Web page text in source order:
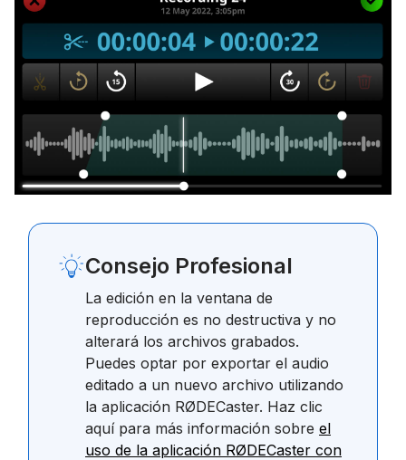
Consejo Profesional
La edición en la ventana de
reproducción es no destructiva y no
alterará los archivos grabados.
Puedes optar por exportar el audio
editado a un nuevo archivo utilizando
la aplicación RØDECaster. Haz clic
aquí para más información sobre el
uso de la aplicación RØDECaster con